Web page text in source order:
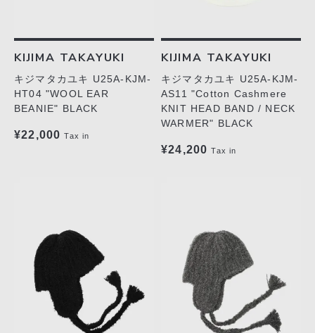
KIJIMA TAKAYUKI
キジマタカユキ U25A-KJM-
HT04 "WOOL EAR
BEANIE" BLACK
¥22,000 Tax in
KIJIMA TAKAYUKI
キジマタカユキ U25A-KJM-
AS11 "Cotton Cashmere
KNIT HEAD BAND / NECK
WARMER" BLACK
¥24,200 Tax in